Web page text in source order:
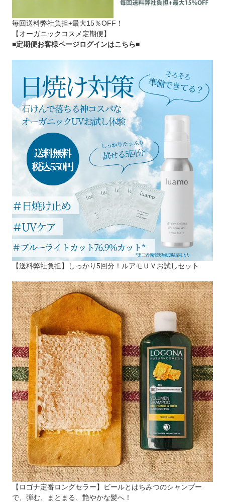
毎回送料弊社負担+最大15％OFF！
【オーガニックコスメ定期便】
■定期便お客様ページログインはこちら■
【送料弊社負担】しっかり5回分！ルアモＵＶお試しセット
【ロゴナ定番ロングセラー】ビールとはちみつのシャンプー
で、弾む、まとまる、艶やかな髪へ！